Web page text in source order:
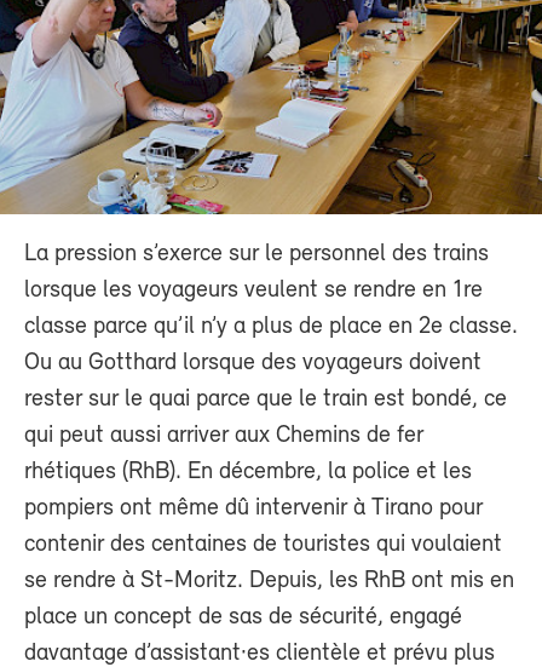
La pression s’exerce sur le personnel des trains
lorsque les voyageurs veulent se rendre en 1re
classe parce qu’il n’y a plus de place en 2e classe.
Ou au Gotthard lorsque des voyageurs doivent
rester sur le quai parce que le train est bondé, ce
qui peut aussi arriver aux Chemins de fer
rhétiques (RhB). En décembre, la police et les
pompiers ont même dû intervenir à Tirano pour
contenir des centaines de touristes qui voulaient
se rendre à St-Moritz. Depuis, les RhB ont mis en
place un concept de sas de sécurité, engagé
davantage d’assistant·es clientèle et prévu plus